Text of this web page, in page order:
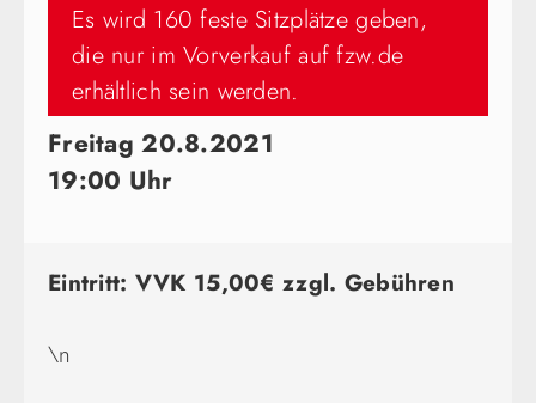
Es wird 160 feste Sitzplätze geben,
die nur im Vorverkauf auf fzw.de
erhältlich sein werden.
Freitag 20.8.2021
19:00 Uhr
Eintritt: VVK 15,00€ zzgl. Gebühren
\n